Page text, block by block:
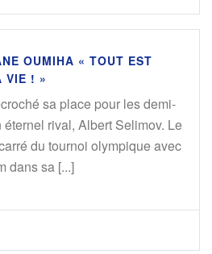
OUMIHA « TOUT EST
VIE ! »
sa place pour les demi-
rival, Albert Selimov. Le
du tournoi olympique avec
dans sa [...]